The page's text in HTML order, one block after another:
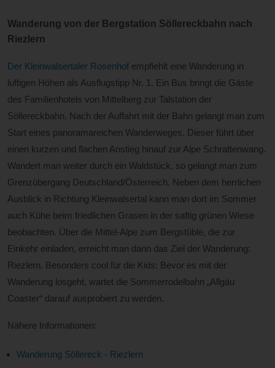
Wanderung von der Bergstation Söllereckbahn nach
Riezlern
Der Kleinwalsertaler Rosenhof empfiehlt eine Wanderung in
luftigen Höhen als Ausflugstipp Nr. 1. Ein Bus bringt die Gäste
des Familienhotels von Mittelberg zur Talstation der
Söllereckbahn. Nach der Auffahrt mit der Bahn gelangt man zum
Start eines panoramareichen Wanderweges. Dieser führt über
einen kurzen und flachen Anstieg hinauf zur Alpe Schrattenwang.
Wandert man weiter durch ein Waldstück, so gelangt man zum
Grenzübergang Deutschland/Österreich. Neben dem herrlichen
Ausblick in Richtung Kleinwalsertal kann man dort im Sommer
auch Kühe beim friedlichen Grasen in der saftig grünen Wiese
beobachten. Über die Mittel-Alpe zum Bergstüble, die zur
Einkehr einladen, erreicht man dann das Ziel der Wanderung:
Riezlern. Besonders cool für die Kids: Bevor es mit der
Wanderung losgeht, wartet die Sommerrodelbahn „Allgäu
Coaster“ darauf ausprobiert zu werden.
Nähere Informationen:
Wanderung Söllereck - Riezlern